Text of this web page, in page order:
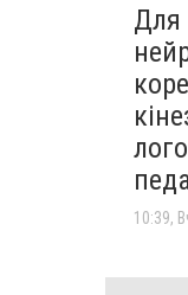
Для
10:39,